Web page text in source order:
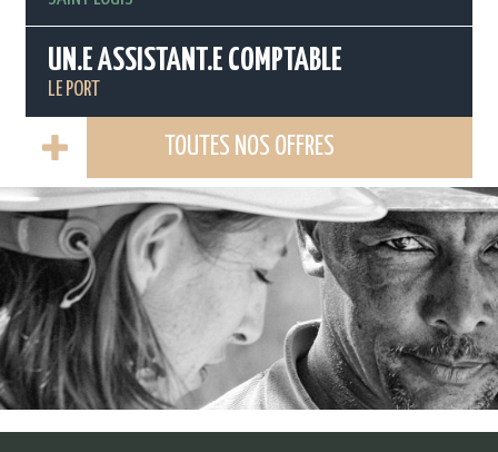
UN.E ASSISTANT.E COMPTABLE
LE PORT
TOUTES NOS OFFRES